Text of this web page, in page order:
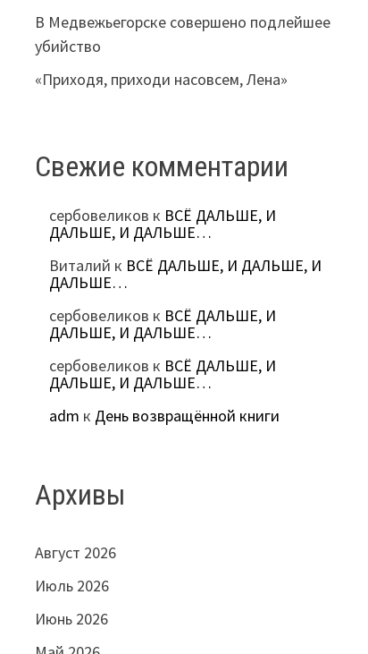
В Медвежьегорске совершено подлейшее
убийство
«Приходя, приходи насовсем, Лена»
Свежие комментарии
сербовеликов к ВСЁ ДАЛЬШЕ, И
ДАЛЬШЕ, И ДАЛЬШЕ…
Виталий к ВСЁ ДАЛЬШЕ, И ДАЛЬШЕ, И
ДАЛЬШЕ…
сербовеликов к ВСЁ ДАЛЬШЕ, И
ДАЛЬШЕ, И ДАЛЬШЕ…
сербовеликов к ВСЁ ДАЛЬШЕ, И
ДАЛЬШЕ, И ДАЛЬШЕ…
adm к День возвращённой книги
Архивы
Август 2026
Июль 2026
Июнь 2026